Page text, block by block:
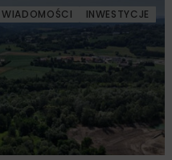
WIADOMOŚCI INWESTYCJE